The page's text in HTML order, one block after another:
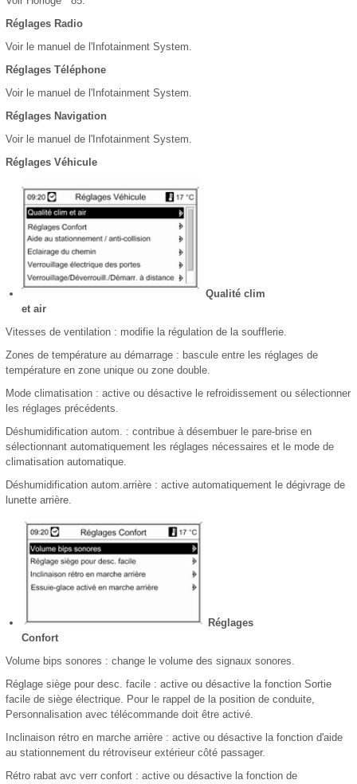
Réglages Radio
Voir le manuel de l'Infotainment System.
Réglages Téléphone
Voir le manuel de l'Infotainment System.
Réglages Navigation
Voir le manuel de l'Infotainment System.
Réglages Véhicule
Qualité clim
et air
Vitesses de ventilation : modifie la régulation de la soufflerie.
Zones de température au démarrage : bascule entre les réglages de
température en zone unique ou zone double.
Mode climatisation : active ou désactive le refroidissement ou sélectionner
les réglages précédents.
Déshumidification autom. : contribue à désembuer le pare-brise en
sélectionnant automatiquement les réglages nécessaires et le mode de
climatisation automatique.
Déshumidification autom.arrière : active automatiquement le dégivrage de
lunette arrière.
Réglages
Confort
Volume bips sonores : change le volume des signaux sonores.
Réglage siège pour desc. facile : active ou désactive la fonction Sortie
facile de siège électrique. Pour le rappel de la position de conduite,
Personnalisation avec télécommande doit être activé.
Inclinaison rétro en marche arrière : active ou désactive la fonction d'aide
au stationnement du rétroviseur extérieur côté passager.
Rétro rabat avc verr confort : active ou désactive la fonction de